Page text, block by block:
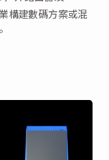
構建數碼方案或混